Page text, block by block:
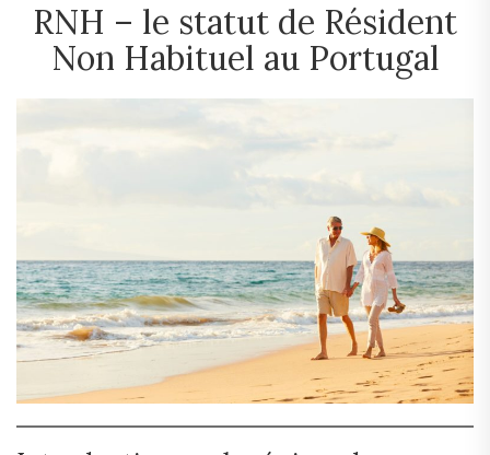
RNH – le statut de Résident
Non Habituel au Portugal